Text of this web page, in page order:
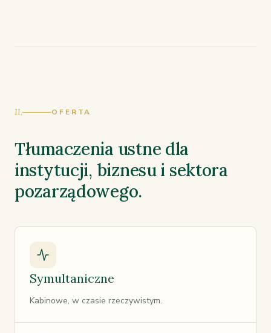
II. OFERTA
Tłumaczenia ustne dla
instytucji, biznesu i sektora
pozarządowego.
Symultaniczne
Kabinowe, w czasie rzeczywistym.